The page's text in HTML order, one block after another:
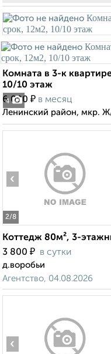
4
Комната в 3-к
10/10 этаж
6 000 ₽ в месяц
Ленинский район, мкр.
2/8
‹
Коттедж 80м², 3-
3 800 ₽ в сутки
д.воробьи
Агентство, 04.08.2026
‹